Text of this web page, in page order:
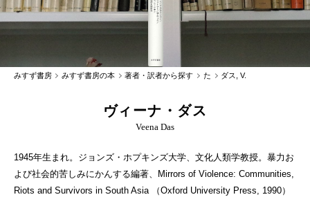
みすず書房 みすず書房の本 著者・訳者から探す た ダス, V.
ヴィーナ・ダス
Veena Das
1945年生まれ。ジョンズ・ホプキンズ大学、文化人類学教授。暴力お
よび社会的苦しみにかんする編著、Mirrors of Violence: Communities,
Riots and Survivors in South Asia （Oxford University Press, 1990）